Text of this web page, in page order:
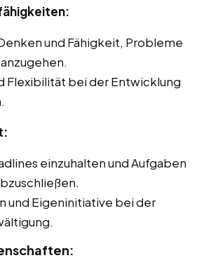
und Fähigkeit, Probleme
Flexibilität bei der Entwicklung
einzuhalten und Aufgaben
und Eigeninitiative bei der